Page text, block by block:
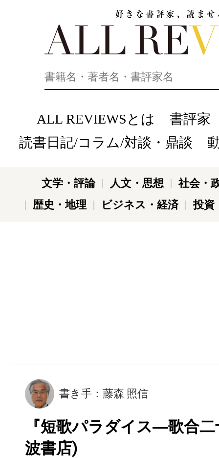
ALL REVIEWSとは
書評家
読書日記/コラム/対談・鼎談
文学・評論 人文・思想
社会・
歴史・地理
ビジネス・経済 投資
書き手：藤森 照信
『短歌パラダイス―歌合
波書店)